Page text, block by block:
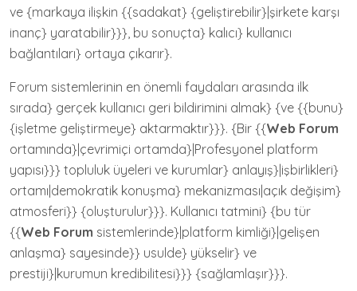
ve {markaya ilişkin {{sadakat} {geliştirebilir}|şirkete karşı
inanç} yaratabilir}}}, bu sonuçta} kalıcı} kullanıcı
bağlantıları} ortaya çıkarır}.
Forum sistemlerinin en önemli faydaları arasında ilk
sırada} gerçek kullanıcı geri bildirimini almak} {ve {{bunu}
{işletme geliştirmeye} aktarmaktır}}}. {Bir {{Web Forum
ortamında}|çevrimiçi ortamda}|Profesyonel platform
yapısı}}} topluluk üyeleri ve kurumlar} anlayış}|işbirlikleri}
ortamı|demokratik konuşma} mekanizması|açık değişim}
atmosferi}} {oluşturulur}}}. Kullanıcı tatmini} {bu tür
{{Web Forum sistemlerinde}|platform kimliği}|gelişen
anlaşma} sayesinde}} usulde} yükselir} ve
prestiji}|kurumun kredibilitesi}}} {sağlamlaşır}}}.